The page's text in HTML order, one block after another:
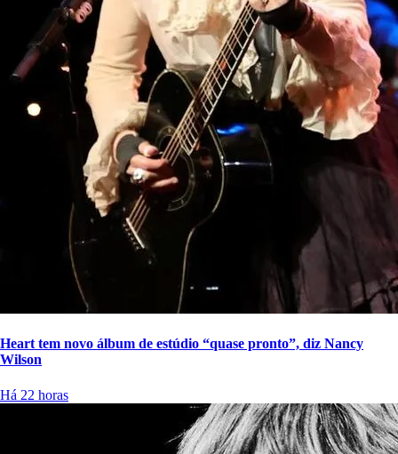
Heart tem novo álbum de estúdio “quase pronto”, diz Nancy
Wilson
Há 22 horas